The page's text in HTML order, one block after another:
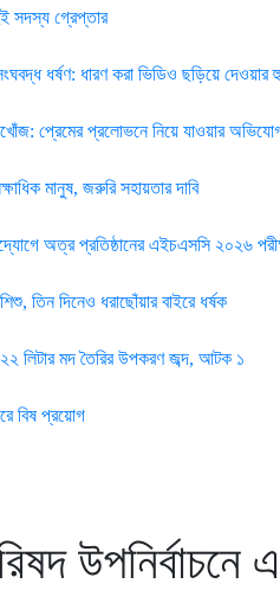
সদস্য গ্রেপ্তার
ধর্ষণ: ধারণ করা ভিডিও ছড়িয়ে দেওয়ার
প্রেমের প্রলোভনে নিয়ে যাওয়ার
মানুষ, জরুরি সহায়তার দাবি
অত্র প্রতিষ্ঠানের এইচএসসি ২০২৬
তিন দিনেও ধরাছোঁয়ার বাইরে ধর্ষক
লিটার মদ তৈরির উপকরণ জব্দ, আটক ১
বিষ প্রয়োগ